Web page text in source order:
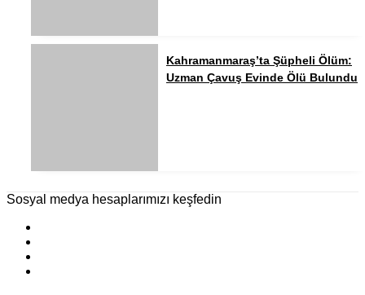
Kahramanmaraş’ta Şüpheli Ölüm:
Uzman Çavuş Evinde Ölü Bulundu
Sosyal medya hesaplarımızı keşfedin